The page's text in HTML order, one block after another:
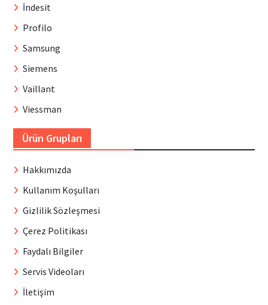
İndesit
Profilo
Samsung
Siemens
Vaillant
Viessman
Ürün Grupları
Hakkımızda
Kullanım Koşulları
Gizlilik Sözleşmesi
Çerez Politikası
Faydalı Bilgiler
Servis Videoları
İletişim